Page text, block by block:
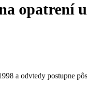
opatrení
a odvtedy postupne